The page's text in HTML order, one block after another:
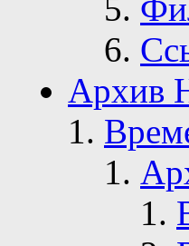
Архив